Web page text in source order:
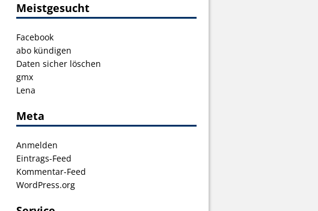
Meistgesucht
Facebook
abo kündigen
Daten sicher löschen
gmx
Lena
Meta
Anmelden
Eintrags-Feed
Kommentar-Feed
WordPress.org